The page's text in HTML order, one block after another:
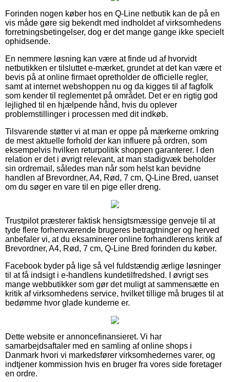
Forinden nogen køber hos en Q-Line netbutik kan de på en
vis måde gøre sig bekendt med indholdet af virksomhedens
forretningsbetingelser, dog er det mange gange ikke specielt
ophidsende.
En nemmere løsning kan være at finde ud af hvorvidt
netbutikken er tilsluttet e-mærket, grundet at det kan være et
bevis på at online firmaet opretholder de officielle regler,
samt at internet webshoppen nu og da kigges til af fagfolk
som kender til reglementet på området. Det er en rigtig god
lejlighed til en hjælpende hånd, hvis du oplever
problemstillinger i processen med dit indkøb.
Tilsvarende støtter vi at man er oppe på mærkerne omkring
de mest aktuelle forhold der kan influere på ordren, som
eksempelvis hvilken returpolitik shoppen garanterer. I den
relation er det i øvrigt relevant, at man stadigvæk beholder
sin ordremail, således man når som helst kan bevidne
handlen af Brevordner, A4, Rød, 7 cm, Q-Line Bred, uanset
om du søger en vare til en pige eller dreng.
Trustpilot præsterer faktisk hensigtsmæssige genveje til at
tyde flere forhenværende brugeres betragtninger og herved
anbefaler vi, at du eksaminerer online forhandlerens kritik af
Brevordner, A4, Rød, 7 cm, Q-Line Bred forinden du køber.
Facebook byder på lige så vel fuldstændig ærlige løsninger
til at få indsigt i e-handlens kundetilfredshed. I øvrigt ses
mange webbutikker som gør det muligt at sammensætte en
kritik af virksomhedens service, hvilket tillige må bruges til at
bedømme hvor glade kunderne er.
Dette website er annoncefinansieret. Vi har
samarbejdsaftaler med en samling af online shops i
Danmark hvori vi markedsfører virksomhedernes varer, og
indtjener kommission hvis en bruger fra vores side foretager
en ordre.